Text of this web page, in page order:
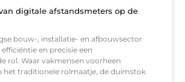
digitale afstandsmeters op de
bouw-, installatie- en afbouwsector
en precisie een
rol. Waar vakmensen voorheen
het traditionele rolmaatje, de duimstok